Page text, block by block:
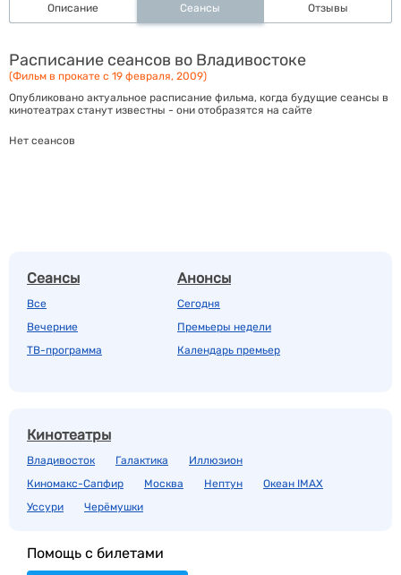
Описание Сеансы Отзывы
Расписание сеансов во Владивостоке
(Фильм в прокате с 19 февраля, 2009)
Опубликовано актуальное расписание фильма, когда будущие сеансы в
кинотеатрах станут известны - они отобразятся на сайте
Нет сеансов
Сеансы
Все
Вечерние
ТВ-программа
Анонсы
Сегодня
Премьеры недели
Календарь премьер
Кинотеатры
Владивосток Галактика
Иллюзион
Киномакс-Сапфир
Москва Нептун
Океан IMAX
Уссури
Черёмушки
Помощь с билетами